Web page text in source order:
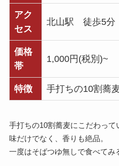
アク
セス
北山駅 徒歩5分
価格
帯
1,000円(税別)~
特徴 手打ちの10割蕎
手打ちの10割蕎麦にこだわって
味だけでなく、香りも絶品。
一度はそばつゆ無しで食べてみ